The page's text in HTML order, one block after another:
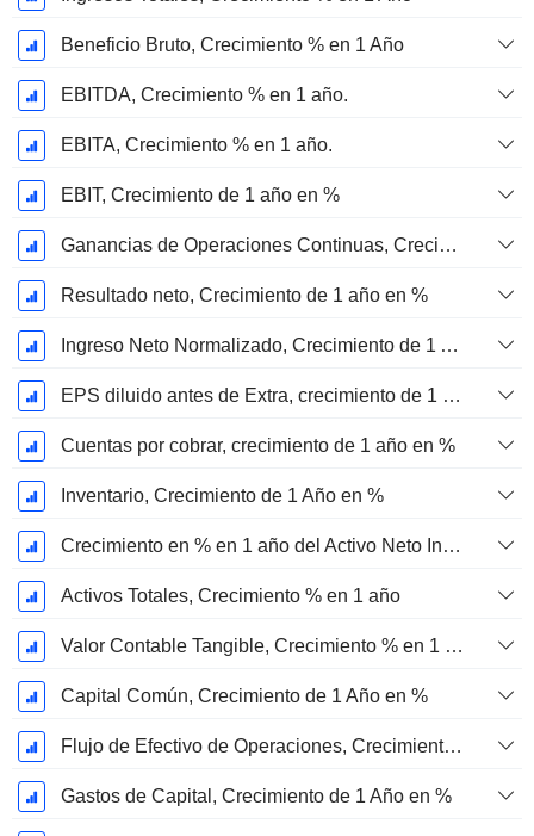
Beneficio Bruto, Crecimiento % en 1 Año
EBITDA, Crecimiento % en 1 año.
EBITA, Crecimiento % en 1 año.
EBIT, Crecimiento de 1 año en %
Ganancias de Operaciones Continuas, Crecimiento de 1 Año en %
Resultado neto, Crecimiento de 1 año en %
Ingreso Neto Normalizado, Crecimiento de 1 Año en %
EPS diluido antes de Extra, crecimiento de 1 año %
Cuentas por cobrar, crecimiento de 1 año en %
Inventario, Crecimiento de 1 Año en %
Crecimiento en % en 1 año del Activo Neto Inmovilizado Material
Activos Totales, Crecimiento % en 1 año
Valor Contable Tangible, Crecimiento % en 1 año
Capital Común, Crecimiento de 1 Año en %
Flujo de Efectivo de Operaciones, Crecimiento de 1 Año en %
Gastos de Capital, Crecimiento de 1 Año en %